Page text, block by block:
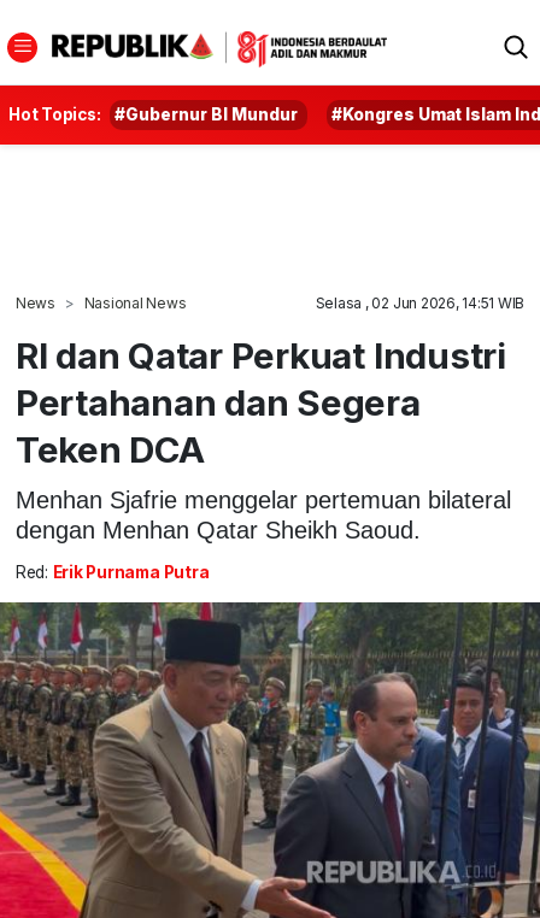
Hot Topics: #Gubernur BI Mundur #Kongres Umat Islam
News Nasional News Selasa , 02 Jun 2026, 14:51 WIB
RI dan Qatar Perkuat Industri
Pertahanan dan Segera
Teken DCA
Menhan Sjafrie menggelar pertemuan bilateral
dengan Menhan Qatar Sheikh Saoud.
Red: Erik Purnama Putra